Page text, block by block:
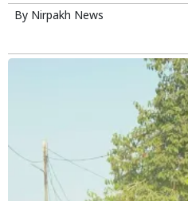
By Nirpakh News